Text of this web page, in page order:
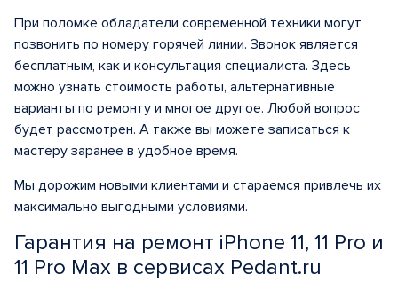
При поломке обладатели современной техники могут
позвонить по номеру горячей линии. Звонок является
бесплатным, как и консультация специалиста. Здесь
можно узнать стоимость работы, альтернативные
варианты по ремонту и многое другое. Любой вопрос
будет рассмотрен. А также вы можете записаться к
мастеру заранее в удобное время.
Мы дорожим новыми клиентами и стараемся привлечь их
максимально выгодными условиями.
Гарантия на ремонт iPhone 11, 11 Pro и
11 Pro Max в сервисах Pedant.ru